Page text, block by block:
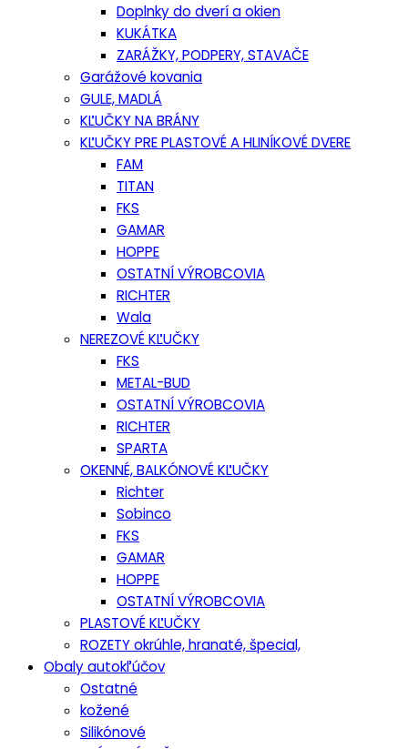
Doplnky do dverí a okien
KUKÁTKA
ZARÁŽKY, PODPERY, STAVAČE
Garážové kovania
GULE, MADLÁ
KĽUČKY NA BRÁNY
KĽUČKY PRE PLASTOVÉ A HLINÍKOVÉ DVERE
FAM
TITAN
FKS
GAMAR
HOPPE
OSTATNÍ VÝROBCOVIA
RICHTER
Wala
NEREZOVÉ KĽUČKY
FKS
METAL-BUD
OSTATNÍ VÝROBCOVIA
RICHTER
SPARTA
OKENNÉ, BALKÓNOVÉ KĽUČKY
Richter
Sobinco
FKS
GAMAR
HOPPE
OSTATNÍ VÝROBCOVIA
PLASTOVÉ KĽUČKY
ROZETY okrúhle, hranaté, špecial,
Obaly autokľúčov
Ostatné
kožené
Silikónové